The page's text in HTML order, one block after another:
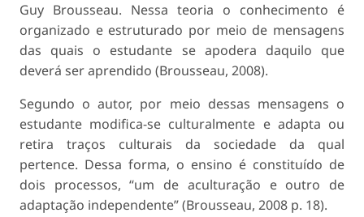
Guy Brousseau. Nessa teoria o conhecimento é
organizado e estruturado por meio de mensagens
das quais o estudante se apodera daquilo que
deverá ser aprendido (Brousseau, 2008).
Segundo o autor, por meio dessas mensagens o
estudante modifica-se culturalmente e adapta ou
retira traços culturais da sociedade da qual
pertence. Dessa forma, o ensino é constituído de
dois processos, “um de aculturação e outro de
adaptação independente” (Brousseau, 2008 p. 18).